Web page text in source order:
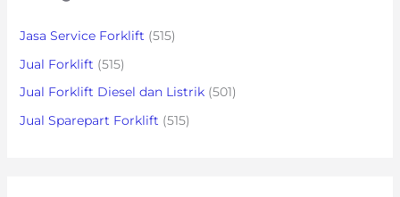
Jasa Service Forklift (515)
Jual Forklift (515)
Jual Forklift Diesel dan Listrik(501)
Jual Sparepart Forklift (515)